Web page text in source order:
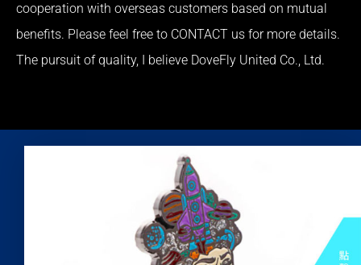
cooperation with overseas customers based on mutual
benefits. Please feel free to CONTACT us for more details.
The pursuit of quality, I believe DoveFly United Co., Ltd.